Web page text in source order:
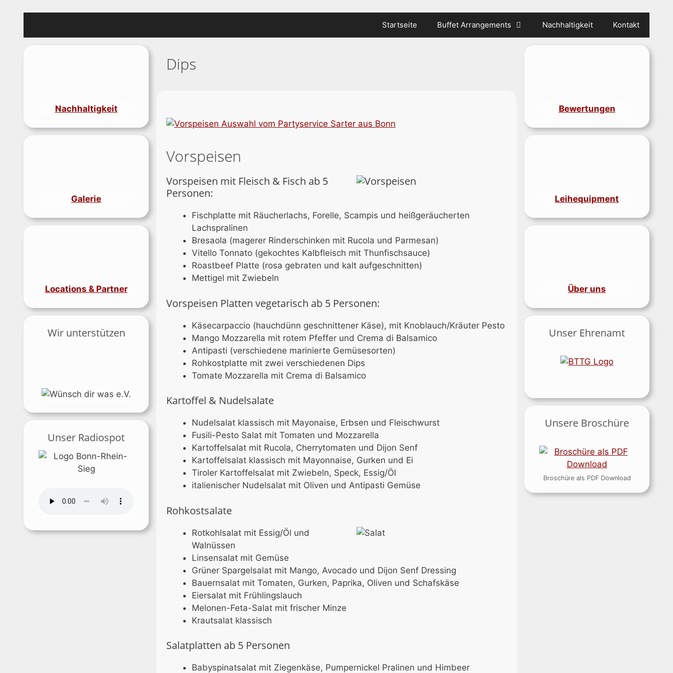
Startseite Buffet Arrangements Nachhaltigkeit Kontakt
Dips
Vorspeisen
Vorspeisen mit Fleisch & Fisch ab 5
Personen:
Fischplatte mit Räucherlachs, Forelle, Scampis und heißgeräucherten
Lachspralinen
Bresaola (magerer Rinderschinken mit Rucola und Parmesan)
Vitello Tonnato (gekochtes Kalbfleisch mit Thunfischsauce)
Roastbeef Platte (rosa gebraten und kalt aufgeschnitten)
Mettigel mit Zwiebeln
Vorspeisen Platten vegetarisch ab 5 Personen:
Käsecarpaccio (hauchdünn geschnittener Käse), mit Knoblauch/Kräuter Pesto
Mango Mozzarella mit rotem Pfeffer und Crema di Balsamico
Antipasti (verschiedene marinierte Gemüsesorten)
Rohkostplatte mit zwei verschiedenen Dips
Tomate Mozzarella mit Crema di Balsamico
Kartoffel & Nudelsalate
Nudelsalat klassisch mit Mayonaise, Erbsen und Fleischwurst
Fusili-Pesto Salat mit Tomaten und Mozzarella
Kartoffelsalat mit Rucola, Cherrytomaten und Dijon Senf
Kartoffelsalat klassisch mit Mayonnaise, Gurken und Ei
Tiroler Kartoffelsalat mit Zwiebeln, Speck, Essig/Öl
italienischer Nudelsalat mit Oliven und Antipasti Gemüse
Rohkostsalate
Rotkohlsalat mit Essig/Öl und
Walnüssen
Linsensalat mit Gemüse
Grüner Spargelsalat mit Mango, Avocado und Dijon Senf Dressing
Bauernsalat mit Tomaten, Gurken, Paprika, Oliven und Schafskäse
Eiersalat mit Frühlingslauch
Melonen-Feta-Salat mit frischer Minze
Krautsalat klassisch
Salatplatten ab 5 Personen
Babyspinatsalat mit Ziegenkäse, Pumpernickel Pralinen und Himbeer
Nachhaltigkeit
Galerie
Locations & Partner
Wir unterstützen
Unser Radiospot
Bewertungen
Leihequipment
Über uns
Unser Ehrenamt
Unsere Broschüre
Broschüre als PDF Download